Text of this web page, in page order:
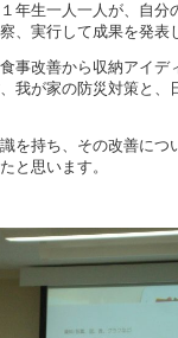
年生一人一人が、自分
、実行して成果を発表
事改善から収納アイデ
我が家の防災対策と、
を持ち、その改善につ
と思います。